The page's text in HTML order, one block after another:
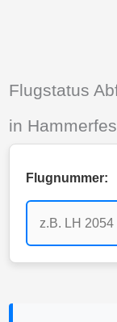
Flugstatus
in
Flugnummer: